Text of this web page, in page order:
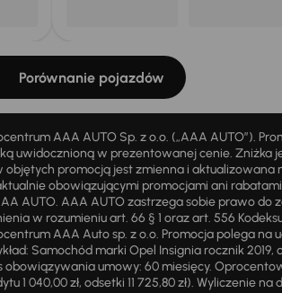
Porównanie pojazdów
AAA AUTO Sp. z o.o. („AAA AUTO”).
uwidocznioną w prezentowanej cenie. Zniżka
promocją jest zmienna i
obowiązującymi promocjami ani
AUTO. AAA AUTO zastrzega sobie prawo
w rozumieniu art. 66 § 1 oraz art. 556
AAA Auto sp. z o.o. Promocja polega na
Samochód marki Opel Insignia rocznik 2019,
umowy: 60 miesięcy.
1 040,00 zł, odsetki 11 725,80 zł). Wyliczenie